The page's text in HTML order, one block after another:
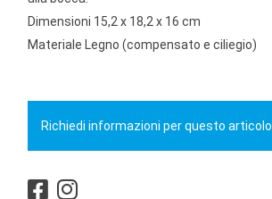
Dimensioni 15,2 x 18,2 x 16 cm
Materiale Legno (compensato e ciliegio)
Richiedi informazioni per questo articolo